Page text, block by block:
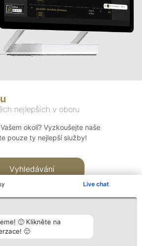
Live chat
🙂 Klikněte na
🙂
nejlepších v oboru
okolí? Vyzkoušejte naše
pouze ty nejlepší služby!
Vyhledávání